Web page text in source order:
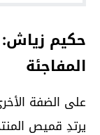
حكيم
المفاجئة
على الضفة
يرتدِ قميص